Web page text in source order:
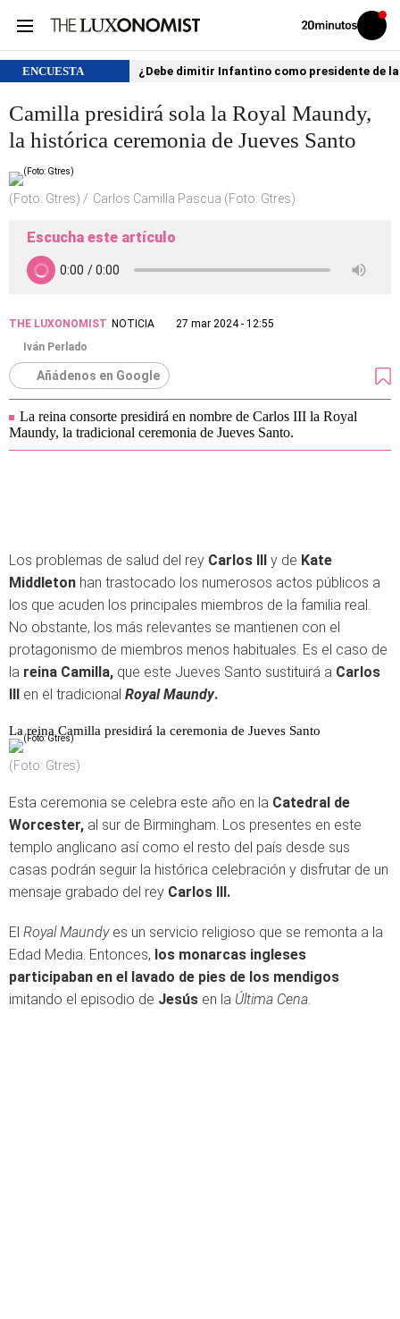
Volver
Iniciar
sesión
ENCUESTA ¿Debe dimitir Infantino como presidente de
Camilla presidirá sola la Royal Maundy,
la histórica ceremonia de Jueves Santo
(Foto: Gtres) Carlos Camilla Pascua (Foto: Gtres)
Escucha este artículo
THE LUXONOMIST NOTICIA
27 mar 2024 - 12:55
Iván Perlado
Añádenos en Google
La reina consorte presidirá en nombre de Carlos III la Royal
Maundy, la tradicional ceremonia de Jueves Santo.
Los problemas de salud del rey Carlos III y de Kate
Middleton han trastocado los numerosos actos públicos a
los que acuden los principales miembros de la familia real.
No obstante, los más relevantes se mantienen con el
protagonismo de miembros menos habituales. Es el caso de
la reina Camilla, que este Jueves Santo sustituirá a Carlos
III en el tradicional Royal Maundy.
La reina Camilla presidirá la ceremonia de Jueves Santo
(Foto: Gtres)
Esta ceremonia se celebra este año en la Catedral de
Worcester, al sur de Birmingham. Los presentes en este
templo anglicano así como el resto del país desde sus
casas podrán seguir la histórica celebración y disfrutar de un
mensaje grabado del rey Carlos III.
El Royal Maundyes un servicio religioso que se remonta a la
Edad Media. Entonces, los monarcas ingleses
participaban en el lavado de pies de los mendigos
imitando el episodio de Jesús en la Última Cena.